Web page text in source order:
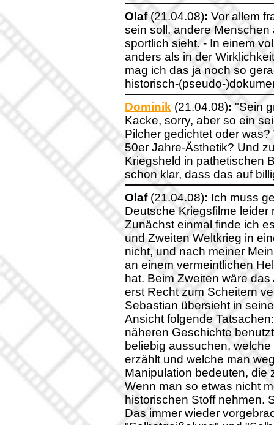
Olaf(21.04.08): Vor allem
sein soll, andere
sportlich sieht. - In einem
anders als in der
mag ich das ja noch so
historisch-(pseudo-
Dominik (21.04.08): "Sein
Kacke, sorry, aber so ein
Pilcher gedichtet oder
50er Jahre-Ästhetik? Und
Kriegsheld in pathetischen
schon klar, dass das auf
Olaf(21.04.08): Ich muss
Deutsche Kriegsfilme
Zunächst einmal finde ich
und Zweiten Weltkrieg in
nicht, und nach meiner
an einem vermeintlichen
hat. Beim Zweiten wäre
erst Recht zum Scheitern
Sebastian übersieht in
Ansicht folgende
näheren Geschichte
beliebig aussuchen,
erzählt und welche man
Manipulation bedeuten, die
Wenn man so etwas nicht
historischen Stoff nehmen.
Das immer wieder